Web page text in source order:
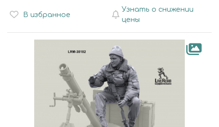
В избранное
Узнать о снижении
цены